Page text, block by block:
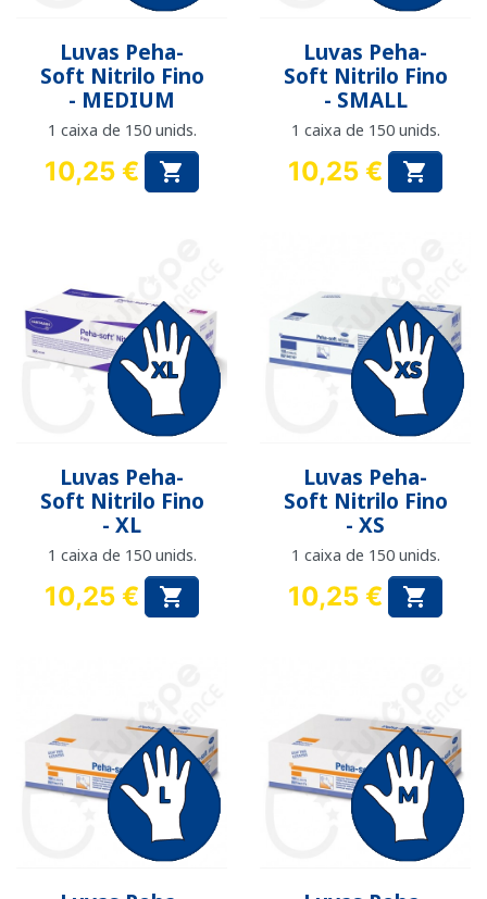
Luvas Peha-
Soft Nitrilo Fino
- MEDIUM
1 caixa de 150 unids.
Preço
10,25 € 
Luvas Peha-
Soft Nitrilo Fino
- SMALL
1 caixa de 150 unids.
Preço
10,25 € 
Luvas Peha-
Soft Nitrilo Fino
- XL
1 caixa de 150 unids.
Preço
10,25 € 
Luvas Peha-
Soft Nitrilo Fino
- XS
1 caixa de 150 unids.
Preço
10,25 € 